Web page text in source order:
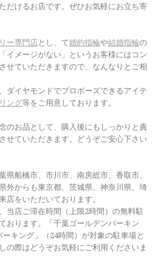
だけるお店です。ぜひお気軽にお立ち寄
ー専門店とし、て婚約指輪や結婚指輪の
イメージがない」というお客様にはコン
せていただきますので、なんなりとご相
ダイヤモンドでプロポーズできるアイテ
ング等をご用意しております。
のお品として、購入後にもしっかりと責
せていただきます。どうぞご安心下さい
県船橋市、市川市、南房総市、香取市、
外からも東京都、茨城県、神奈川県、埼
店をいただいております。
当店ご滞在時間（上限2時間）の無料駐
おります。「千葉ゴールデンパーキン
キング」（24時間）が対象の駐車場と
の際はどうぞお気軽にご利用くださいま